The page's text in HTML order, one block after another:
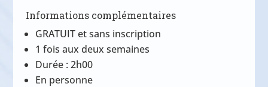
Informations complémentaires
GRATUIT et sans inscription
1 fois aux deux semaines
Durée : 2h00
En personne